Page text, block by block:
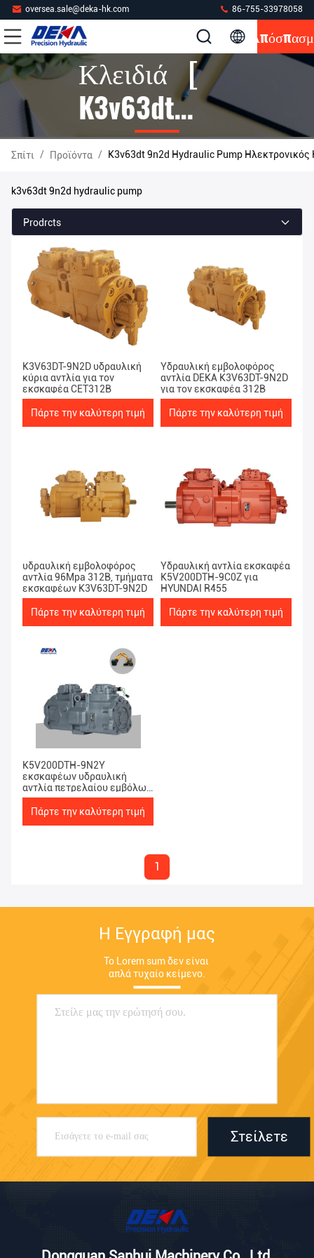
oversea.sale@deka-hk.com 86-755-33978058
Κλειδιά [
K3v63dt
9n2d
Hydraulic
Pump ]
Αντιστοιχία
5 Προϊόντα
Σπίτι / Προϊόντα / K3v63dt 9n2d Hydraulic Pump Ηλεκτρονικός
k3v63dt 9n2d hydraulic pump
Prodrcts
K3V63DT-9N2D υδραυλική
κύρια αντλία για τον
εκσκαφέα CET312B
Πάρτε την καλύτερη τιμή
Υδραυλική εμβολοφόρος
αντλία DEKA K3V63DT-9N2D
για τον εκσκαφέα 312B
Πάρτε την καλύτερη τιμή
υδραυλική εμβολοφόρος
αντλία 96Mpa 312B, τμήματα
εκσκαφέων K3V63DT-9N2D
Πάρτε την καλύτερη τιμή
Υδραυλική αντλία εκσκαφέα
K5V200DTH-9C0Z για
HYUNDAI R455
Πάρτε την καλύτερη τιμή
K5V200DTH-9N2Y
εκσκαφέων υδραυλική
αντλία πετρελαίου εμβόλων
κύρια για τη EC480D
Πάρτε την καλύτερη τιμή
1
Η Εγγραφή μας
Το Lorem sum δεν είναι
απλά τυχαίο κείμενο.
Στείλετε